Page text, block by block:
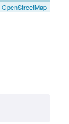
OpenStreetMap